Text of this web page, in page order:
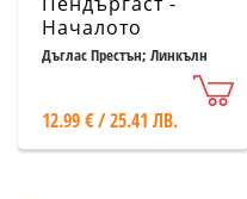
Началото
Дъглас Престън; Линкълн
12.99 € / 25.41 ЛВ.